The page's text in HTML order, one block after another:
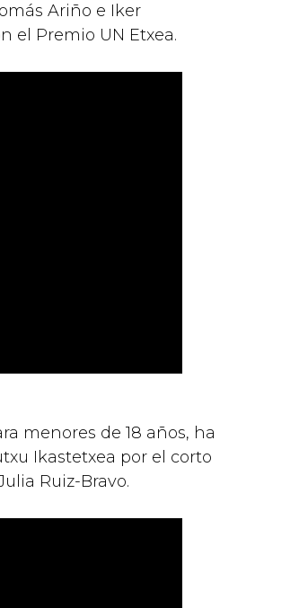
Ariño e Iker
el Premio UN Etxea.
menores de 18 años, ha
Ikastetxea por el corto
Ruiz-Bravo.